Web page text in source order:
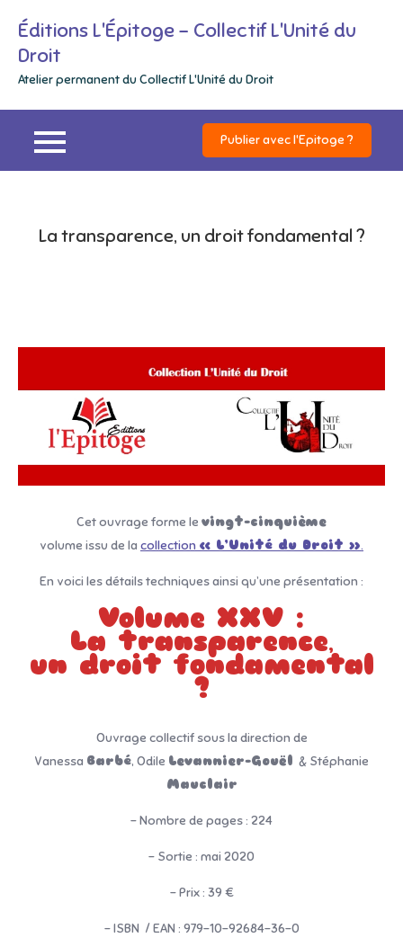
content
Éditions L'Épitoge – Collectif L'Unité du
Droit
Atelier permanent du Collectif L'Unité du Droit
Publier avec l'Epitoge ?
La transparence, un droit fondamental ?
Cet ouvrage forme le vingt-cinquième
volume issu de la collection « L’Unité du Droit ».
En voici les détails techniques ainsi qu’une présentation :
Volume XXV :
La transparence,
un droit fondamental
?
Ouvrage collectif sous la direction de
Vanessa Barbé, Odile Levannier-Gouël & Stéphanie
Mauclair
– Nombre de pages : 224
– Sortie : mai 2020
– Prix : 39 €
– ISBN / EAN : 979-10-92684-36-0